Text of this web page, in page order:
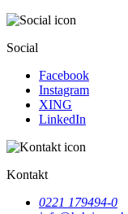
Social
Facebook
Instagram
XING
LinkedIn
Kontakt
0221 179494-0